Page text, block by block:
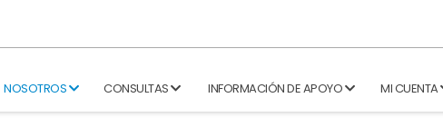
NOSOTROS CONSULTAS INFORMACIÓN DE APOYO MI CUENTA